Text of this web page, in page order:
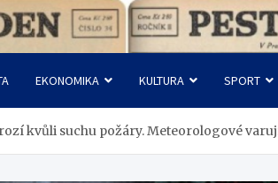
EKONOMIKA KULTURA SPORT
kvůli suchu požáry. Meteorologové